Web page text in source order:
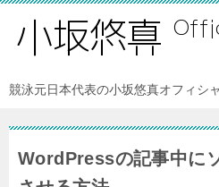
競泳元日本代表の小坂悠真オフィシ
WordPressの記事中に